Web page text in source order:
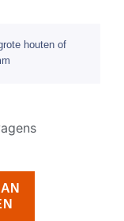
houten of